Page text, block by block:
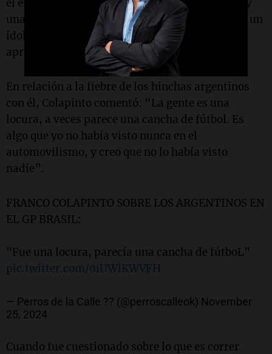
él en su deporte son las mismas que tuvo él. Hay
una relación muy linda, él es un ídolo mundial, un
ídolo de nuestro país. Son muy lindos los
aprendizajes que nos dejó”, agregó.
En relación a la fiebre de los hinchas argentinos
con él, Colapinto comentó: “La gente es una
locura, a veces parece una cancha de fútbol. Es
algo que yo no había visto nunca en el
automovilismo, y creo que no lo había visto
nadie”.
FRANCO COLAPINTO SOBRE LOS ARGENTINOS EN
EL GP BRASIL:
"Fue una locura, parecía una cancha de fútboL"
pic.twitter.com/0iUWlKWVFH
— Perros de la Calle ?? (@perroscalleok) November
25, 2024
Cuando fue cuestionado sobre lo que es correr